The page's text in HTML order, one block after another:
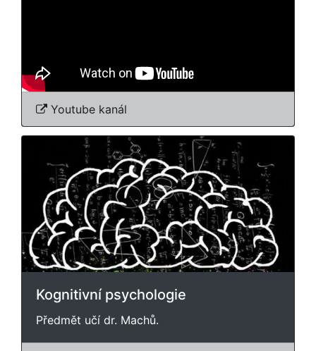
Youtube kanál
Kognitivní psychologie
Předmět učí dr. Machů.